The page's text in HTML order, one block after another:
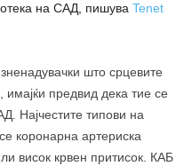
на САД, пишува Tenet
што срцевите
предвид дека тие се
Најчестите типови на
коронарна артериска
висок крвен притисок. КАБ